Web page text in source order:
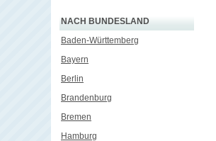
NACH BUNDESLAND
Baden-Württemberg
Bayern
Berlin
Brandenburg
Bremen
Hamburg